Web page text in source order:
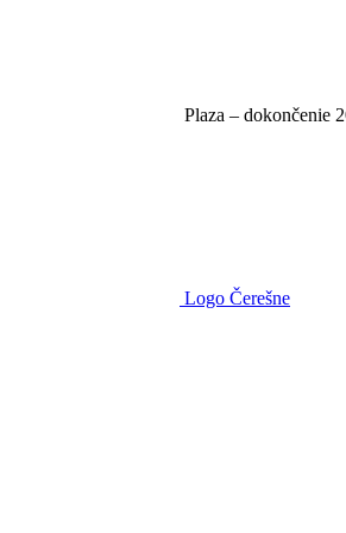
Plaza – dokončenie
Logo Čerešne